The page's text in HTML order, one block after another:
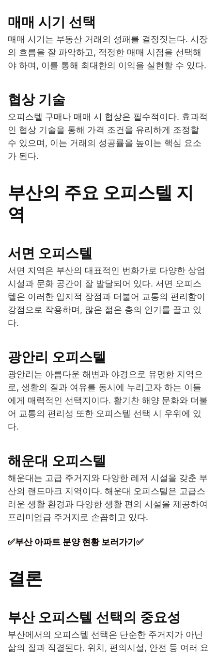
매매 시기 선택
매매 시기는 부동산 거래의 성패를 결정짓는다. 시장
의 흐름을 잘 파악하고, 적정한 매매 시점을 선택해
야 하며, 이를 통해 최대한의 이익을 실현할 수 있다.
협상 기술
오피스텔 구매나 매매 시 협상은 필수적이다. 효과적
인 협상 기술을 통해 가격 조건을 유리하게 조정할
수 있으며, 이는 거래의 성공률을 높이는 핵심 요소
가 된다.
부산의 주요 오피스텔 지
역
서면 오피스텔
서면 지역은 부산의 대표적인 번화가로 다양한 상업
시설과 문화 공간이 잘 발달되어 있다. 서면 오피스
텔은 이러한 입지적 장점과 더불어 교통의 편리함이
강점으로 작용하며, 많은 젊은 층의 인기를 끌고 있
다.
광안리 오피스텔
광안리는 아름다운 해변과 야경으로 유명한 지역으
로, 생활의 질과 여유를 동시에 누리고자 하는 이들
에게 매력적인 선택지이다. 활기찬 해양 문화와 더불
어 교통의 편리성 또한 오피스텔 선택 시 우위에 있
다.
해운대 오피스텔
해운대는 고급 주거지와 다양한 레저 시설을 갖춘 부
산의 랜드마크 지역이다. 해운대 오피스텔은 고급스
러운 생활 환경과 다양한 생활 편의 시설을 제공하여
프리미엄급 주거지로 손꼽히고 있다.
✅부산 아파트 분양 현황 보러가기✅
결론
부산 오피스텔 선택의 중요성
부산에서의 오피스텔 선택은 단순한 주거지가 아닌
삶의 질과 직결된다. 위치, 편의시설, 안전 등 여러 요